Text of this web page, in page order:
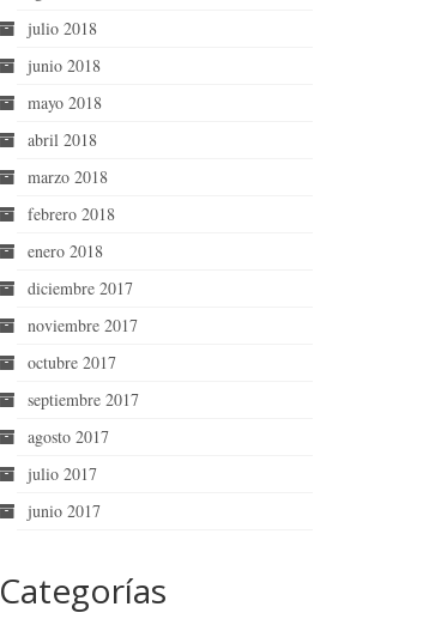
julio 2018
junio 2018
mayo 2018
abril 2018
marzo 2018
febrero 2018
enero 2018
diciembre 2017
noviembre 2017
octubre 2017
septiembre 2017
agosto 2017
julio 2017
junio 2017
Categorías